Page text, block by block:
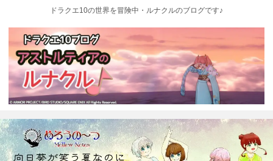
ドラクエ10の世界を冒険中・ルナクルのブログです♪